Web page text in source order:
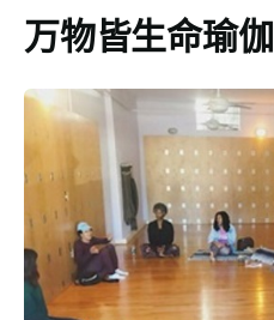
万物皆生命瑜伽